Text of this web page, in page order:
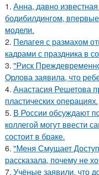
1. Анна, давно
бодибилдингом,
модели.
2. Пелагея с размахом
кадрами с праздника в
3. "Риск
Орлова заявила, что
4. Анастасия Решетова
пластических операциях.
5. В России обсуждают
коллегой могут ввести
состоит в браке.
6. "Меня Смущает Доступ
рассказала, почему не
7. Учёные заявили, что